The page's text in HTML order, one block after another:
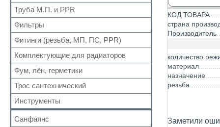
Группы безопасности
Кран шаровый для газа
Запчасти для кранов
Вода
Вода сильфон
Вода гигант
к смесителю
к смесителю сильфон
Медь
Шланги для стиральных и посудомоечных
машин
Для радиаторов
Сальники
Манжеты для канализационных труб
Наборы
Выпуск
Донный клапан
Колено
Сифон
Обвязка для ванн
Трапы
Трубка
Гофра для сифона
Труба М.П. и PPR
Металлопластиковая
Полипропиленовая
Фильтры
Для обратного клапана
Косой
Прямой
Самопромывной
Другие
Фитинги (резьба, МП, ПС, PPR)
Резьбовые
Для МП труб
Для PPR труб
Для полотенцесушителей
Комплектующие для радиаторов
Наборы
Комплектующие
Краны Маевского
Кронштейны
Фум, лён, герметики
ФУМ
Нить
Лён
Паста, Герметик, Клей
Трос сантехнический
Инструменты
Санфаянс
КОД ТОВАРА
страна
Производитель
количество
материал
назначение
резьба
Заметили